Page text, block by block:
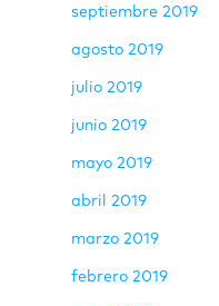
septiembre 2019
agosto 2019
julio 2019
junio 2019
mayo 2019
abril 2019
marzo 2019
febrero 2019